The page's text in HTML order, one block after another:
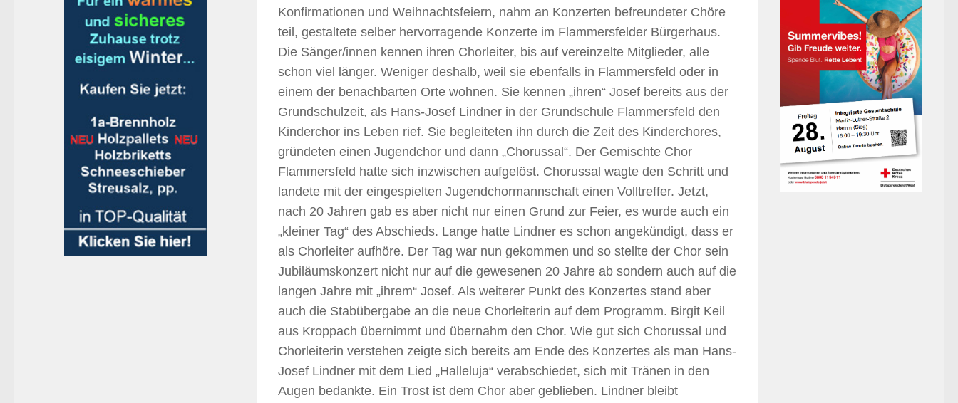
Konfirmationen und Weihnachtsfeiern, nahm an Konzerten befreundeter Chöre
teil, gestaltete selber hervorragende Konzerte im Flammersfelder Bürgerhaus.
Die Sänger/innen kennen ihren Chorleiter, bis auf vereinzelte Mitglieder, alle
schon viel länger. Weniger deshalb, weil sie ebenfalls in Flammersfeld oder in
einem der benachbarten Orte wohnen. Sie kennen „ihren“ Josef bereits aus der
Grundschulzeit, als Hans-Josef Lindner in der Grundschule Flammersfeld den
Kinderchor ins Leben rief. Sie begleiteten ihn durch die Zeit des Kinderchores,
gründeten einen Jugendchor und dann „Chorussal“. Der Gemischte Chor
Flammersfeld hatte sich inzwischen aufgelöst. Chorussal wagte den Schritt und
landete mit der eingespielten Jugendchormannschaft einen Volltreffer. Jetzt,
nach 20 Jahren gab es aber nicht nur einen Grund zur Feier, es wurde auch ein
„kleiner Tag“ des Abschieds. Lange hatte Lindner es schon angekündigt, dass er
als Chorleiter aufhöre. Der Tag war nun gekommen und so stellte der Chor sein
Jubiläumskonzert nicht nur auf die gewesenen 20 Jahre ab sondern auch auf die
langen Jahre mit „ihrem“ Josef. Als weiterer Punkt des Konzertes stand aber
auch die Stabübergabe an die neue Chorleiterin auf dem Programm. Birgit Keil
aus Kroppach übernimmt und übernahm den Chor. Wie gut sich Chorussal und
Chorleiterin verstehen zeigte sich bereits am Ende des Konzertes als man Hans-
Josef Lindner mit dem Lied „Halleluja“ verabschiedet, sich mit Tränen in den
Augen bedankte. Ein Trost ist dem Chor aber geblieben. Lindner bleibt